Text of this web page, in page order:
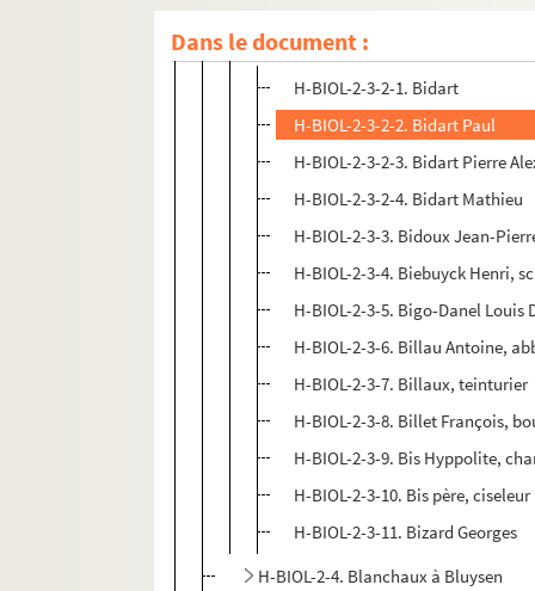
Dans le document :
H-BIOL-2-3-2. Famille Bidart
H-BIOL-2-3-2-1. Bidart
H-BIOL-2-3-2-2. Bidart Paul
H-BIOL-2-3-2-3. Bidart Pierre
H-BIOL-2-3-2-4. Bidart Mathieu
H-BIOL-2-3-3. Bidoux Jean-
H-BIOL-2-3-4. Biebuyck Henri,
H-BIOL-2-3-5. Bigo-Danel
H-BIOL-2-3-6. Billau Antoine,
H-BIOL-2-3-7. Billaux, teinturier
H-BIOL-2-3-8. Billet François,
H-BIOL-2-3-9. Bis Hyppolite,
H-BIOL-2-3-10. Bis père, ciseleur
H-BIOL-2-3-11. Bizard Georges
H-BIOL-2-4. Blanchaux à Bluysen